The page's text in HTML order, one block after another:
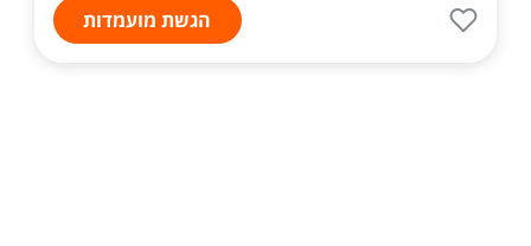
הגשת מועמדות